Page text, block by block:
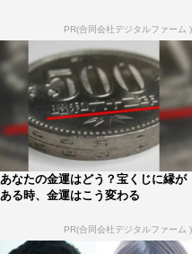
PR(合同会社デジタルファーム )
あなたの金運はどう？宝くじに縁が
ある時、金運はこう変わる
PR(合同会社デジタルファーム )